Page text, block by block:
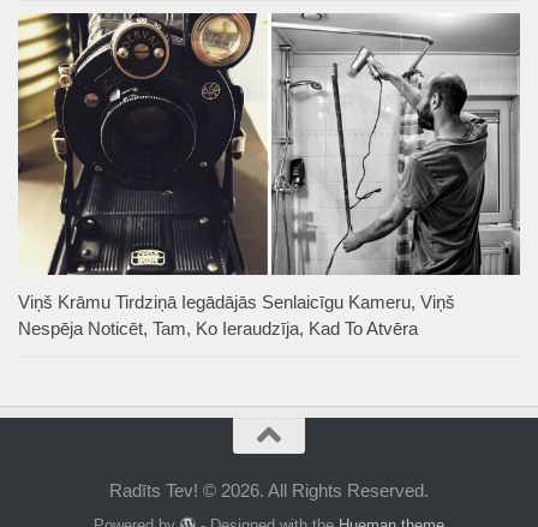
Viņš Krāmu Tirdziņā Iegādājās Senlaicīgu Kameru, Viņš
Nespēja Noticēt, Tam, Ko Ieraudzīja, Kad To Atvēra
Radīts Tev! © 2026. All Rights Reserved.